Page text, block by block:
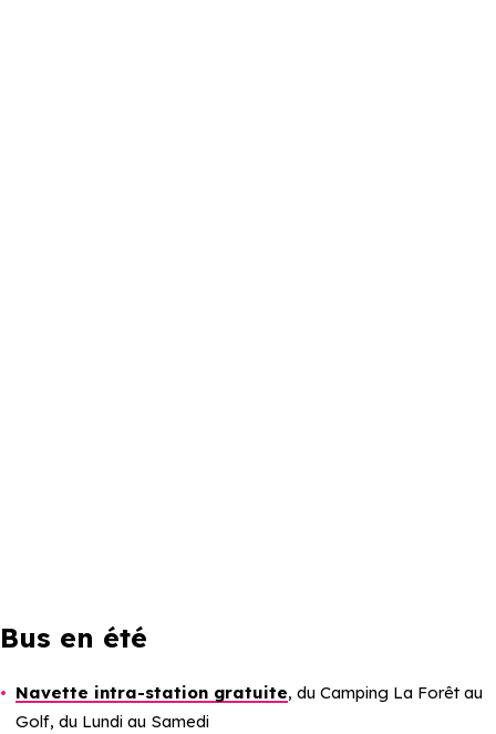
Bus en été
Navette intra-station gratuite, du Camping La Forêt au
Golf, du Lundi au Samedi